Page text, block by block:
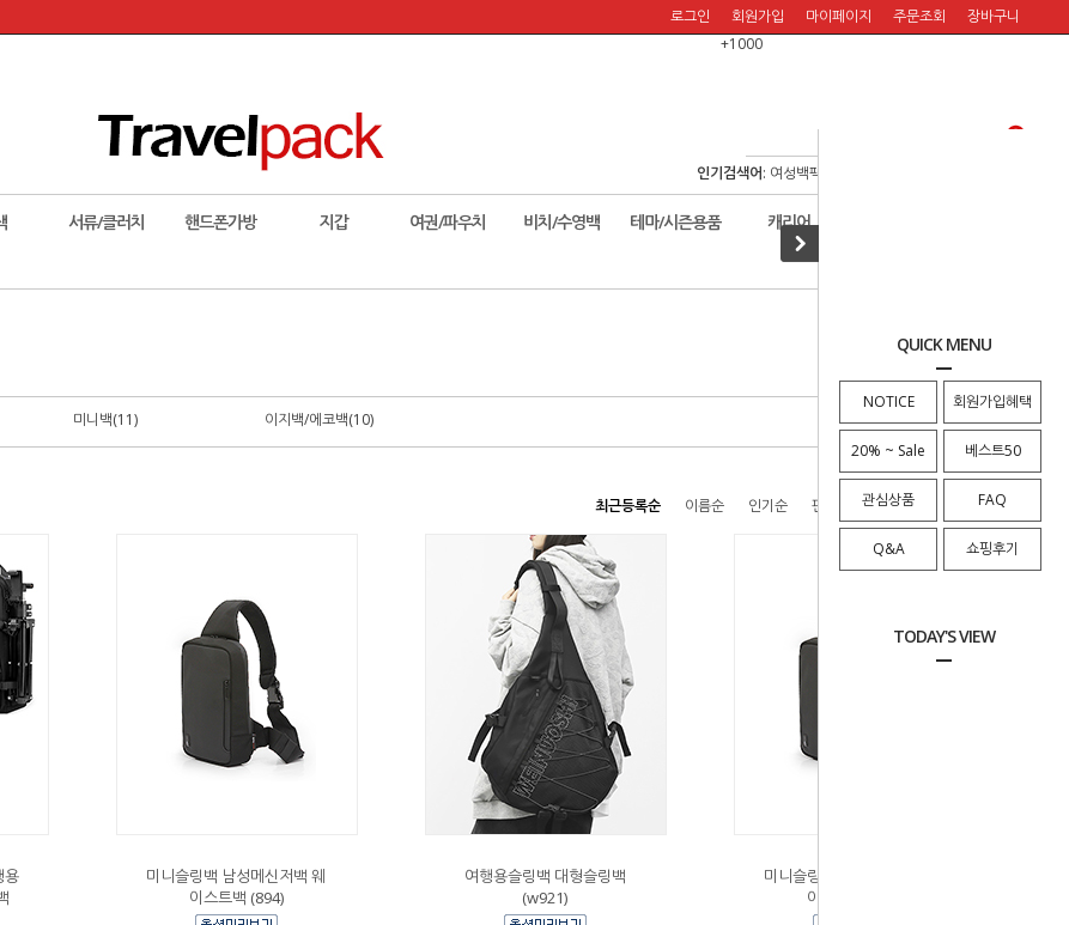
QUICK MENU
NOTICE 회원가입혜택
20% ~ Sale 베스트50
관심상품 FAQ
Q&A 쇼핑후기
TODAY'S VIEW
로그인
회원가입
+1000
마이페이지 주문조회 장바구니
인기검색어: 여성백팩
서류/클러치 핸드폰가방 지갑 여권/파우치 비치/수영백 테마/시즌용품 캐리어
미니백(11) 이지백/에코백(10)
최근등록순 이름순 인기순 판매순 높은가격순 낮은가격순
용
미니슬링백 남성메신저백 웨
이스트백 (894)
여행용슬링백 대형슬링백
(w921)
미니슬링백 남성메신저백 웨
이스트백 (894)